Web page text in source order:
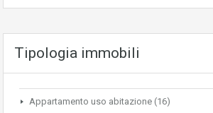
Tipologia immobili
Appartamento uso abitazione (16)